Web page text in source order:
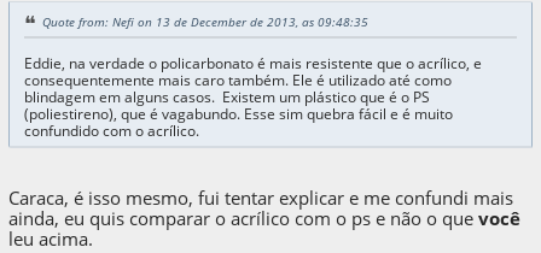
Quote from: Nefi on 13 de December de 2013, as 09:48:35
Eddie, na verdade o policarbonato é mais resistente que o acrílico, e
consequentemente mais caro também. Ele é utilizado até como
blindagem em alguns casos. Existem um plástico que é o PS
(poliestireno), que é vagabundo. Esse sim quebra fácil e é muito
confundido com o acrílico.
Caraca, é isso mesmo, fui tentar explicar e me confundi mais
ainda, eu quis comparar o acrílico com o ps e não o quevocê
leu acima.